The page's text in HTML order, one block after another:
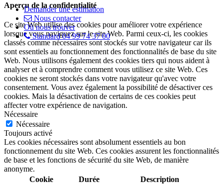
Aperçu de la confidentialité
Ce site Web utilise des cookies pour améliorer votre expérience
lorsque vous naviguez sur le site Web. Parmi ceux-ci, les cookies
classés comme nécessaires sont stockés sur votre navigateur car ils
sont essentiels au fonctionnement des fonctionnalités de base du site
Web. Nous utilisons également des cookies tiers qui nous aident à
analyser et à comprendre comment vous utilisez ce site Web. Ces
cookies ne seront stockés dans votre navigateur qu'avec votre
consentement. Vous avez également la possibilité de désactiver ces
cookies. Mais la désactivation de certains de ces cookies peut
affecter votre expérience de navigation.
Nécessaire
Nécessaire
Toujours activé
Les cookies nécessaires sont absolument essentiels au bon
fonctionnement du site Web. Ces cookies assurent les fonctionnalités
de base et les fonctions de sécurité du site Web, de manière
anonyme.
Cookie
Durée Description
Demander une estimation
Nous contacter
Où nous trouver
Standard 04 99 74 37 00